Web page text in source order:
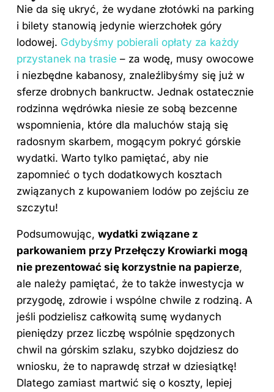
Nie da się ukryć, że wydane złotówki na parking
i bilety stanowią jedynie wierzchołek góry
lodowej. Gdybyśmy pobierali opłaty za każdy
przystanek na trasie – za wodę, musy owocowe
i niezbędne kabanosy, znaleźlibyśmy się już w
sferze drobnych bankructw. Jednak ostatecznie
rodzinna wędrówka niesie ze sobą bezcenne
wspomnienia, które dla maluchów stają się
radosnym skarbem, mogącym pokryć górskie
wydatki. Warto tylko pamiętać, aby nie
zapomnieć o tych dodatkowych kosztach
związanych z kupowaniem lodów po zejściu ze
szczytu!
Podsumowując, wydatki związane z
parkowaniem przy Przełęczy Krowiarki mogą
nie prezentować się korzystnie na papierze,
ale należy pamiętać, że to także inwestycja w
przygodę, zdrowie i wspólne chwile z rodziną. A
jeśli podzielisz całkowitą sumę wydanych
pieniędzy przez liczbę wspólnie spędzonych
chwil na górskim szlaku, szybko dojdziesz do
wniosku, że to naprawdę strzał w dziesiątkę!
Dlatego zamiast martwić się o koszty, lepiej